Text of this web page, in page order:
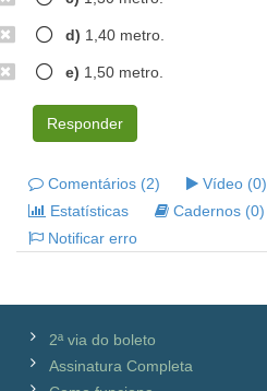
d) 1,40 metro.
e) 1,50 metro.
Responder
Comentários (2) Vídeo (0)
Estatísticas
Cadernos (0)
Notificar erro
2ª via do boleto
Assinatura Completa